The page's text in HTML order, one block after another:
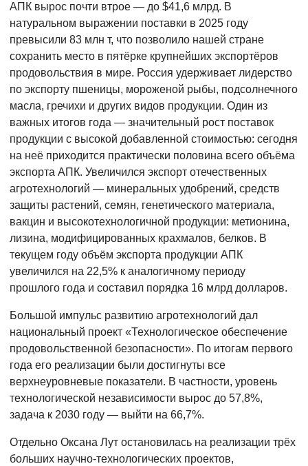
АПК вырос почти втрое — до $41,6 млрд. В
натуральном выражении поставки в 2025 году
превысили 83 млн т, что позволило нашей стране
сохранить место в пятёрке крупнейших экспортёров
продовольствия в мире. Россия удерживает лидерство
по экспорту пшеницы, мороженой рыбы, подсолнечного
масла, гречихи и других видов продукции. Один из
важных итогов года — значительный рост поставок
продукции с высокой добавленной стоимостью: сегодня
на неё приходится практически половина всего объёма
экспорта АПК. Увеличился экспорт отечественных
агротехнологий — минеральных удобрений, средств
защиты растений, семян, генетического материала,
вакцин и высокотехнологичной продукции: метионина,
лизина, модифицированных крахмалов, белков. В
текущем году объём экспорта продукции АПК
увеличился на 22,5% к аналогичному периоду
прошлого года и составил порядка 16 млрд долларов.
Большой импульс развитию агротехнологий дал
национальный проект «Технологическое обеспечение
продовольственной безопасности». По итогам первого
года его реализации были достигнуты все
верхнеуровневые показатели. В частности, уровень
технологической независимости вырос до 57,8%,
задача к 2030 году — выйти на 66,7%.
Отдельно Оксана Лут остановилась на реализации трёх
больших научно-технологических проектов,